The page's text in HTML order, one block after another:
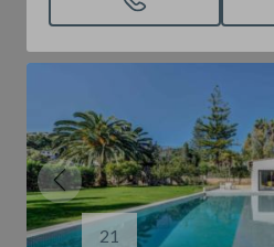
21